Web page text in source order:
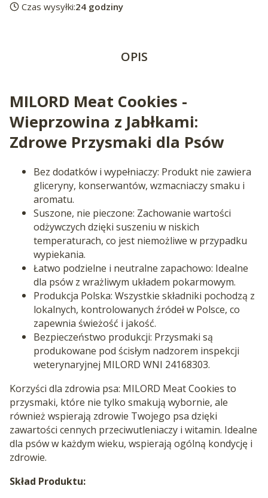
Czas wysyłki:24 godziny
OPIS
MILORD Meat Cookies -
Wieprzowina z Jabłkami:
Zdrowe Przysmaki dla Psów
Bez dodatków i wypełniaczy: Produkt nie zawiera
gliceryny, konserwantów, wzmacniaczy smaku i
aromatu.
Suszone, nie pieczone: Zachowanie wartości
odżywczych dzięki suszeniu w niskich
temperaturach, co jest niemożliwe w przypadku
wypiekania.
Łatwo podzielne i neutralne zapachowo: Idealne
dla psów z wrażliwym układem pokarmowym.
Produkcja Polska: Wszystkie składniki pochodzą z
lokalnych, kontrolowanych źródeł w Polsce, co
zapewnia świeżość i jakość.
Bezpieczeństwo produkcji: Przysmaki są
produkowane pod ścisłym nadzorem inspekcji
weterynaryjnej MILORD WNI 24168303.
Korzyści dla zdrowia psa: MILORD Meat Cookies to
przysmaki, które nie tylko smakują wybornie, ale
również wspierają zdrowie Twojego psa dzięki
zawartości cennych przeciwutleniaczy i witamin. Idealne
dla psów w każdym wieku, wspierają ogólną kondycję i
zdrowie.
Skład Produktu: